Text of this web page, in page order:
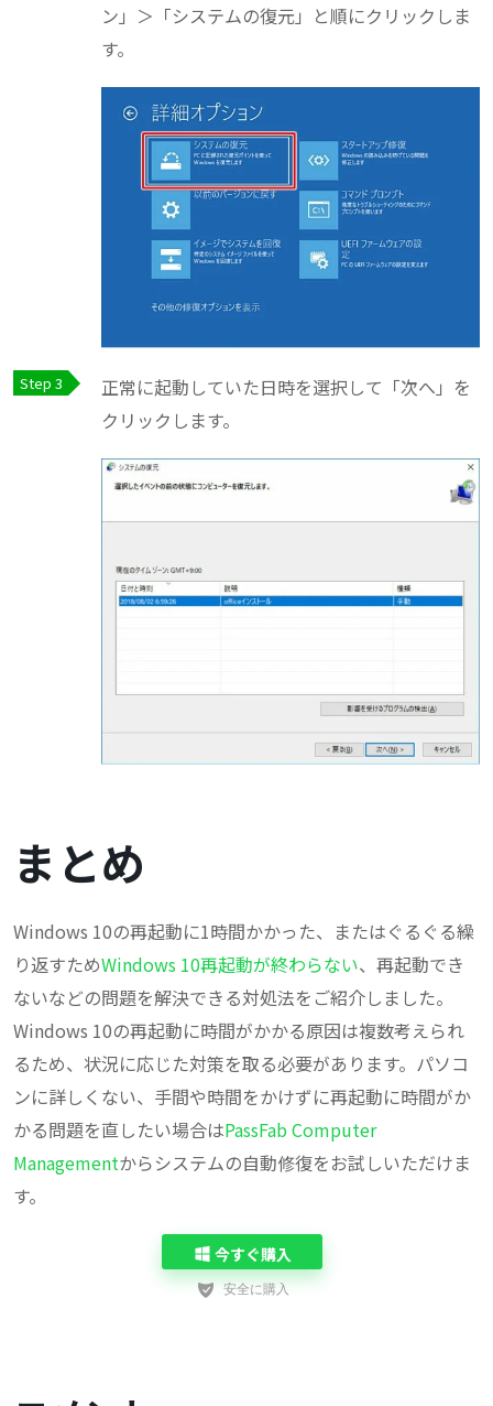
ン」＞「システムの復元」と順にクリックしま
す。
正常に起動していた日時を選択して「次へ」を
クリックします。
まとめ
Windows 10の再起動に1時間かかった、またはぐるぐる繰
り返すためWindows 10再起動が終わらない、再起動でき
ないなどの問題を解決できる対処法をご紹介しました。
Windows 10の再起動に時間がかかる原因は複数考えられ
るため、状況に応じた対策を取る必要があります。パソコ
ンに詳しくない、手間や時間をかけずに再起動に時間がか
かる問題を直したい場合はPassFab Computer
Managementからシステムの自動修復をお試しいただけま
す。
今すぐ購入